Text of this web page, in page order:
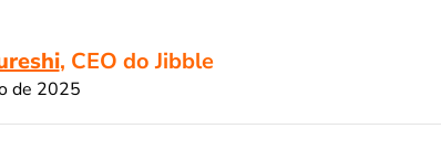
, CEO do Jibble
de 2025